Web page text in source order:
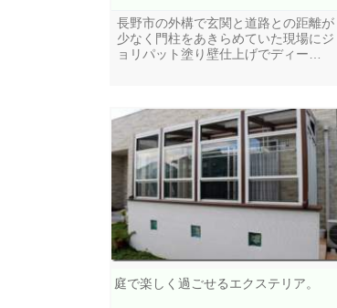
長野市の外構で玄関と道路との距離が
少なく門柱をあきらめていた現場にジ
ョリパット塗り壁仕上げでディー…
庭で楽しく過ごせるエクステリア。